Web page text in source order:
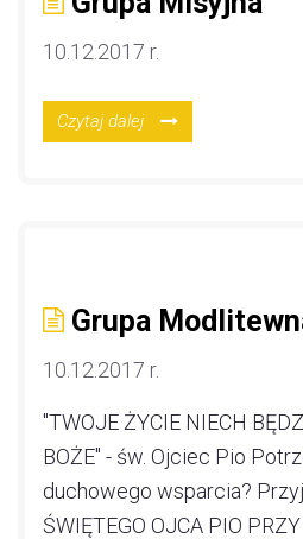
10.12.2017 r.
Czytaj dalej
Grupa
10.12.2017 r.
"TWOJE ŻYCIE NIECH
BOŻE" - św. Ojciec Pio
duchowego wsparcia?
ŚWIĘTEGO OJCA PIO PRZY